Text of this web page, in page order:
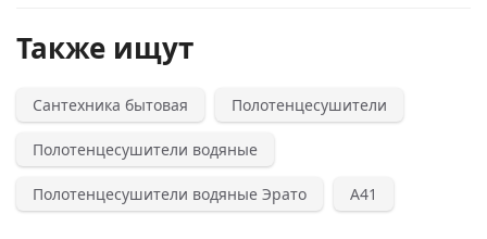
Также ищут
Сантехника бытовая Полотенцесушители
Полотенцесушители водяные
Полотенцесушители водяные Эрато А41